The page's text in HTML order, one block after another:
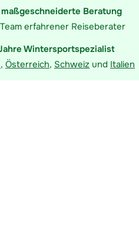
Beratung
erfahrener Reiseberater
Wintersportspezialist
, Österreich, Schweiz und Italien